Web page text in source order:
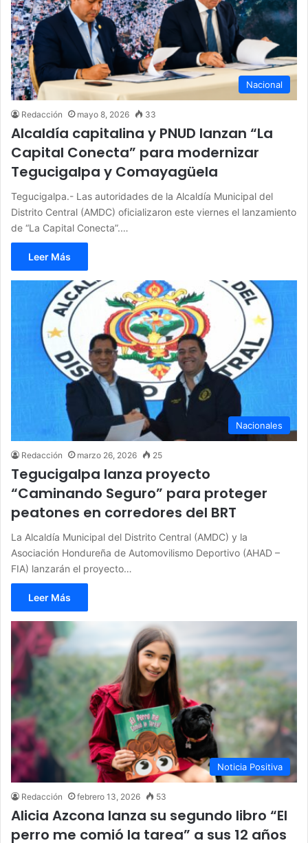
Nacional
Redacción mayo 8, 2026 33
Alcaldía capitalina y PNUD lanzan “La
Capital Conecta” para modernizar
Tegucigalpa y Comayagüela
Tegucigalpa.- Las autoridades de la Alcaldía Municipal del
Distrito Central (AMDC) oficializaron este viernes el lanzamiento
de “La Capital Conecta”.…
Leer Más
Nacionales
Redacción marzo 26, 2026 25
Tegucigalpa lanza proyecto
“Caminando Seguro” para proteger
peatones en corredores del BRT
La Alcaldía Municipal del Distrito Central (AMDC) y la
Asociación Hondureña de Automovilismo Deportivo (AHAD –
FIA) lanzarán el proyecto…
Leer Más
Noticia Positiva
Redacción febrero 13, 2026 53
Alicia Azcona lanza su segundo libro “El
perro me comió la tarea” a sus 12 años